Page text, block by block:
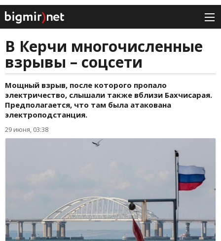
В Керчи многочисленные
взрывы – соцсети
Мощный взрыв, после которого пропало
электричество, слышали также вблизи Бахчисарая.
Предполагается, что там была атакована
электроподстанция.
29 июня, 03:38